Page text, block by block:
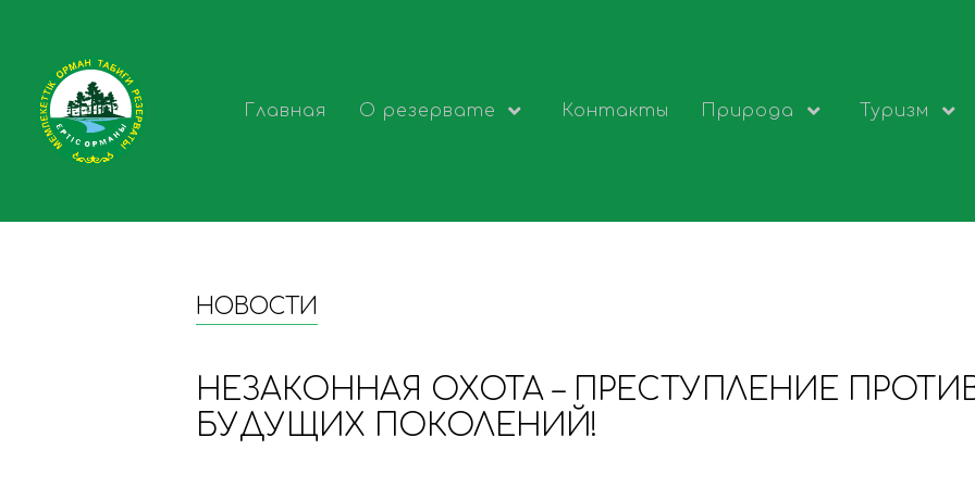
Главная О резервате Контакты Природа Туризм
НОВОСТИ
НЕЗАКОННАЯ ОХОТА – ПРЕСТУПЛЕНИЕ
БУДУЩИХ ПОКОЛЕНИЙ!